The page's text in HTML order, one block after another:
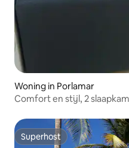
Woning in Porlamar
Comfort en stijl, 2
Superhost
Superhost